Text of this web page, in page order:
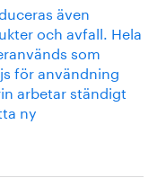
även
och avfall. Hela
som
för användning
arbetar ständigt
ny